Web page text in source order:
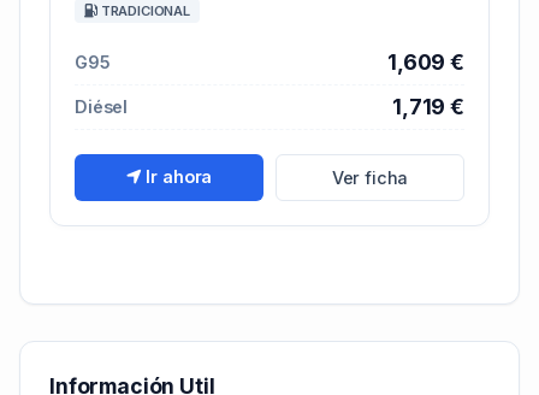
TRADICIONAL
G95 1,609 €
Diésel 1,719 €
Ir ahora Ver ficha
Información Util